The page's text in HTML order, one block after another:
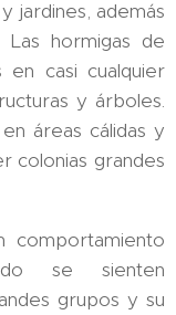
jardines, además
hormigas de
casi cualquier
y árboles.
áreas cálidas y
colonias grandes
comportamiento
se sienten
grupos y su